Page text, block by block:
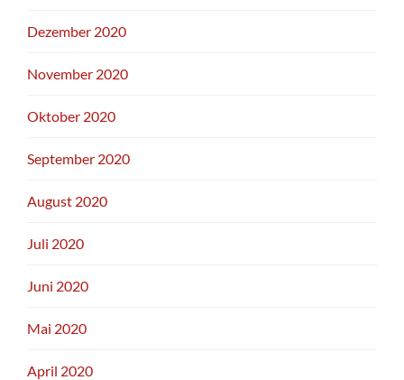
Dezember 2020
November 2020
Oktober 2020
September 2020
August 2020
Juli 2020
Juni 2020
Mai 2020
April 2020